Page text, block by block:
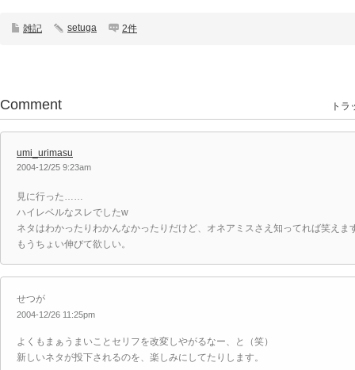
雑記 setuga 2件
Comment トラ
umi_urimasu
2004-12/25 9:23am
見に行った……
ハイレベルなスレでしたw
ネタはわかったりわかんなかったりだけど、オネアミスさえ知ってれば笑えま
もうちょい伸びて欲しい。
せつが
2004-12/26 11:25pm
よくもまぁうまいことセリフを改変しやがるなー、と（笑）
新しいネタが投下されるのを、楽しみにしてたりします。